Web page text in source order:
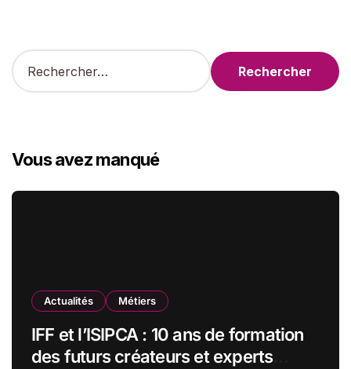
R
e
c
e
Vous avez manqué
Actualités Métiers
IFF et l’ISIPCA : 10 ans de formation
des futurs créateurs et experts